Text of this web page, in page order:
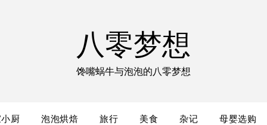
八零梦想
馋嘴蜗牛与泡泡的八零梦想
厨 泡泡烘焙 旅行 美食 杂记 母婴选购